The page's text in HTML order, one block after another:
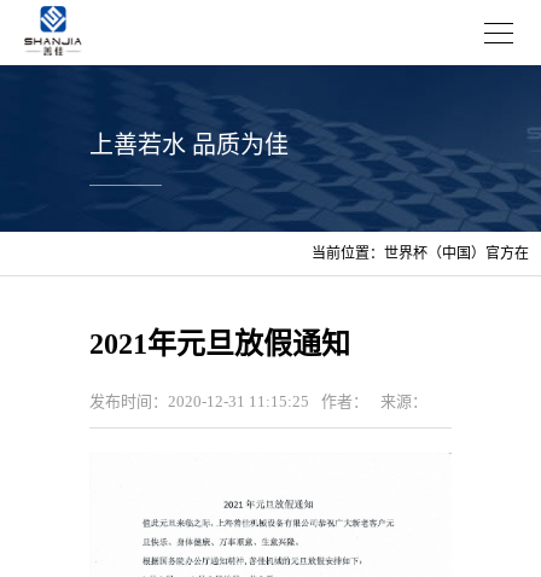
上善若水 品质为佳
当前位置： 世界杯（中国）官方在
2021年元旦放假通知
发布时间：2020-12-31 11:15:25 作者： 来源：